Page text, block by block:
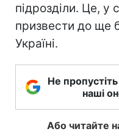
підрозділи. Це,
призвести до ще
Україні.
Не
наші
Або читайте